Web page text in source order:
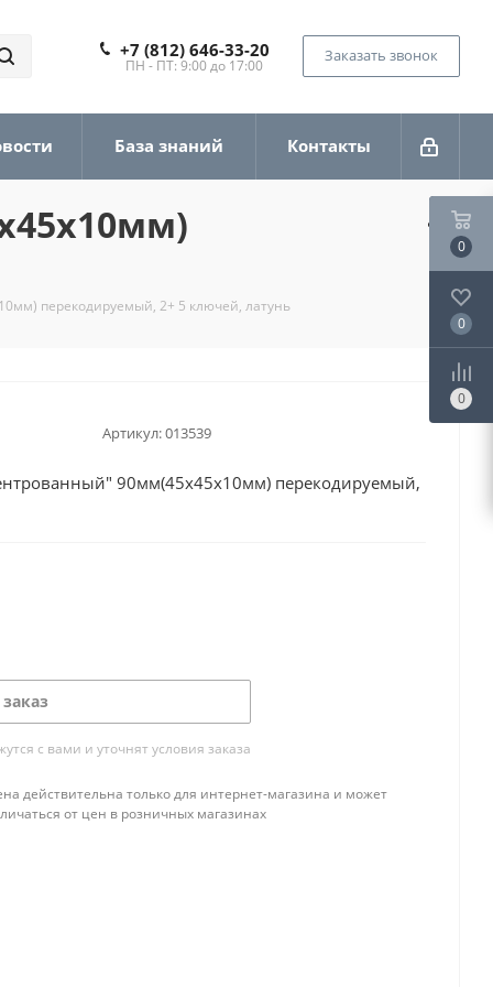
+7 (812) 646-33-20
ПН - ПТ: 9:00 до 17:00
Заказать звонок
База знаний Контакты
перекодируемый, 2+ 5 ключей, латунь
Артикул:013539
90мм(45х45х10мм) перекодируемый,
с вами и уточнят условия заказа
действительна только для интернет-магазина и может
от цен в розничных магазинах
0
0
0